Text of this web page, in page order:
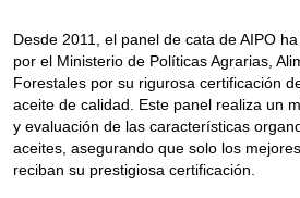
Desde 2011, el panel de cata de AIPO
por el Ministerio de Políticas Agrarias,
Forestales por su rigurosa certificación
aceite de calidad. Este panel realiza un
y evaluación de las características
aceites, asegurando que solo los
reciban su prestigiosa certificación.